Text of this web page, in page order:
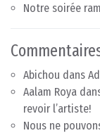
Notre soirée
Abichou dans
Aalam Roya
revoir l’artiste!
Nous ne